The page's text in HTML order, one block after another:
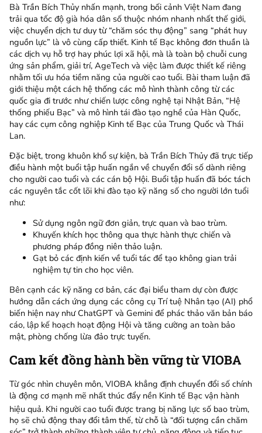
Bà Trần Bích Thủy nhấn mạnh, trong bối cảnh Việt Nam đang
trải qua tốc độ già hóa dân số thuộc nhóm nhanh nhất thế giới,
việc chuyển dịch tư duy từ “chăm sóc thụ động” sang “phát huy
nguồn lực” là vô cùng cấp thiết. Kinh tế Bạc không đơn thuần là
các dịch vụ hỗ trợ hay phúc lợi xã hội, mà là toàn bộ chuỗi cung
ứng sản phẩm, giải trí, AgeTech và việc làm được thiết kế riêng
nhằm tối ưu hóa tiềm năng của người cao tuổi. Bài tham luận đã
giới thiệu một cách hệ thống các mô hình thành công từ các
quốc gia đi trước như chiến lược công nghệ tại Nhật Bản, “Hệ
thống phiếu Bạc” và mô hình tái đào tạo nghề của Hàn Quốc,
hay các cụm công nghiệp Kinh tế Bạc của Trung Quốc và Thái
Lan.
Đặc biệt, trong khuôn khổ sự kiện, bà Trần Bích Thủy đã trực tiếp
điều hành một buổi tập huấn ngắn về chuyển đổi số dành riêng
cho người cao tuổi và các cán bộ Hội. Buổi tập huấn đã bóc tách
các nguyên tắc cốt lõi khi đào tạo kỹ năng số cho người lớn tuổi
như:
Sử dụng ngôn ngữ đơn giản, trực quan và bao trùm.
Khuyến khích học thông qua thực hành thực chiến và
phương pháp đồng niên thảo luận.
Gạt bỏ các định kiến về tuổi tác để tạo không gian trải
nghiệm tự tin cho học viên.
Bên cạnh các kỹ năng cơ bản, các đại biểu tham dự còn được
hướng dẫn cách ứng dụng các công cụ Trí tuệ Nhân tạo (AI) phổ
biến hiện nay như ChatGPT và Gemini để phác thảo văn bản báo
cáo, lập kế hoạch hoạt động Hội và tăng cường an toàn bảo
mật, phòng chống lừa đảo trực tuyến.
Cam kết đồng hành bền vững từ VIOBA
Từ góc nhìn chuyên môn, VIOBA khẳng định chuyển đổi số chính
là động cơ mạnh mẽ nhất thúc đẩy nền Kinh tế Bạc vận hành
hiệu quả. Khi người cao tuổi được trang bị năng lực số bao trùm,
họ sẽ chủ động thay đổi tâm thế, từ chỗ là “đối tượng cần chăm